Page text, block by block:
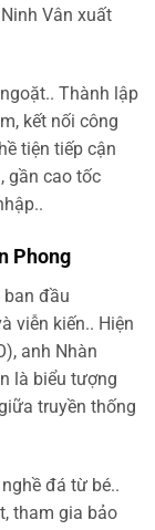
Vân xuất
Thành lập
kết nối công
tiện tiếp cận
gần cao tốc
Phong
đầu
viễn kiến.. Hiện
anh Nhàn
là biểu tượng
truyền thống
đá từ bé..
tham gia bảo